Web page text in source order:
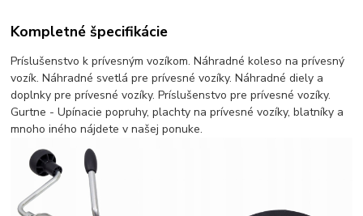
Kompletné špecifikácie
Príslušenstvo k prívesným vozíkom. Náhradné koleso na prívesný
vozík. Náhradné svetlá pre prívesné vozíky. Náhradné diely a
doplnky pre prívesné vozíky. Príslušenstvo pre prívesné vozíky.
Gurtne - Upínacie popruhy, plachty na prívesné vozíky, blatníky a
mnoho iného nájdete v našej ponuke.